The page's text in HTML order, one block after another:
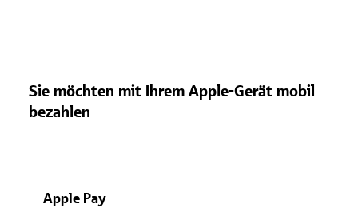
Sie möchten mit Ihrem Apple-Gerät mobil
bezahlen
Apple Pay